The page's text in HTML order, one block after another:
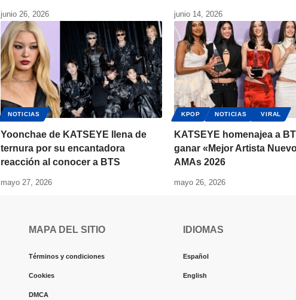
junio 26, 2026 junio 14, 2026
NOTICIAS
Yoonchae de KATSEYE llena de
ternura por su encantadora
reacción al conocer a BTS
mayo 27, 2026
KPOP NOTICIAS VIRAL
KATSEYE homenajea a
ganar «Mejor Artista
AMAs 2026
mayo 26, 2026
MAPA DEL SITIO
Términos y condiciones
Cookies
DMCA
IDIOMAS
Español
English